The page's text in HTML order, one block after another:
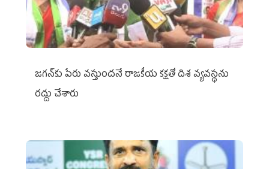
జగన్‌కు పేరు వస్తుందనే రాజకీయ కక్షతో దిశ వ్య‌వ‌స్థ‌ను
రద్దు చేశారు